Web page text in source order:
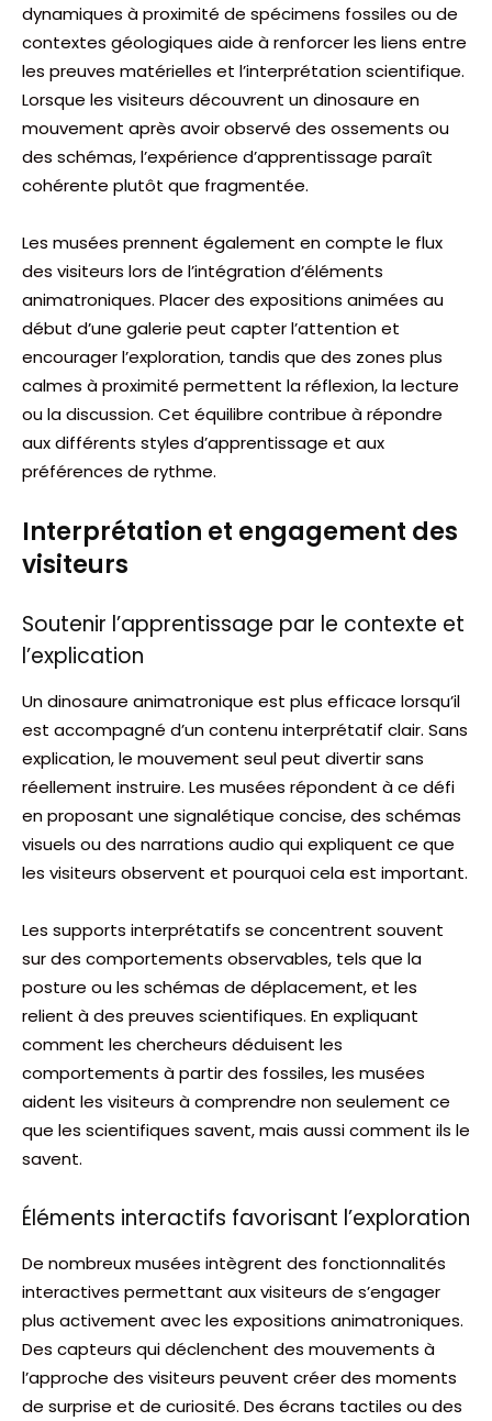
dynamiques à proximité de spécimens fossiles ou de
contextes géologiques aide à renforcer les liens entre
les preuves matérielles et l’interprétation scientifique.
Lorsque les visiteurs découvrent un dinosaure en
mouvement après avoir observé des ossements ou
des schémas, l’expérience d’apprentissage paraît
cohérente plutôt que fragmentée.
Les musées prennent également en compte le flux
des visiteurs lors de l’intégration d’éléments
animatroniques. Placer des expositions animées au
début d’une galerie peut capter l’attention et
encourager l’exploration, tandis que des zones plus
calmes à proximité permettent la réflexion, la lecture
ou la discussion. Cet équilibre contribue à répondre
aux différents styles d’apprentissage et aux
préférences de rythme.
Interprétation et engagement des
visiteurs
Soutenir l’apprentissage par le contexte et
l’explication
Un dinosaure animatronique est plus efficace lorsqu’il
est accompagné d’un contenu interprétatif clair. Sans
explication, le mouvement seul peut divertir sans
réellement instruire. Les musées répondent à ce défi
en proposant une signalétique concise, des schémas
visuels ou des narrations audio qui expliquent ce que
les visiteurs observent et pourquoi cela est important.
Les supports interprétatifs se concentrent souvent
sur des comportements observables, tels que la
posture ou les schémas de déplacement, et les
relient à des preuves scientifiques. En expliquant
comment les chercheurs déduisent les
comportements à partir des fossiles, les musées
aident les visiteurs à comprendre non seulement ce
que les scientifiques savent, mais aussi comment ils le
savent.
Éléments interactifs favorisant l’exploration
De nombreux musées intègrent des fonctionnalités
interactives permettant aux visiteurs de s’engager
plus activement avec les expositions animatroniques.
Des capteurs qui déclenchent des mouvements à
l’approche des visiteurs peuvent créer des moments
de surprise et de curiosité. Des écrans tactiles ou des